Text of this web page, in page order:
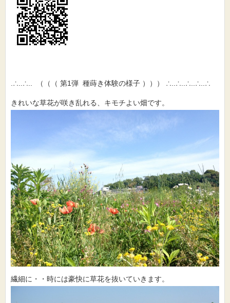
.∴..∴.. （（（ 第1弾 種蒔き体験の様子 ））） ∴..∴..∴..∴..∴
きれいな草花が咲き乱れる、キモチよい畑です。
繊細に・・時には豪快に草花を抜いていきます。